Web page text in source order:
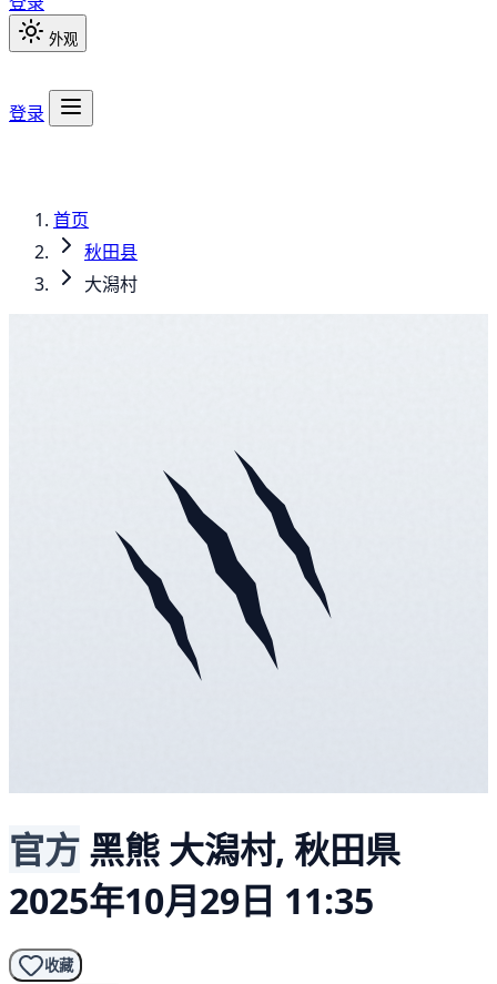
外观
登录
首页
秋田县
大潟村
官方 黑熊 大潟村, 秋田県
2025年10月29日 11:35
收藏